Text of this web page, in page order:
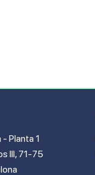
Planta 1
lll, 71-75